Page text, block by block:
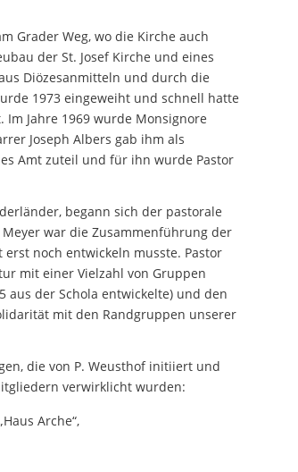
Grader Weg, wo die Kirche auch
der St. Josef Kirche und eines
Diözesanmitteln und durch die
1973 eingeweiht und schnell hatte
Jahre 1969 wurde Monsignore
Joseph Albers gab ihm als
Amt zuteil und für ihn wurde Pastor
begann sich der pastorale
war die Zusammenführung der
noch entwickeln musste. Pastor
mit einer Vielzahl von Gruppen
aus der Schola entwickelte) und den
mit den Randgruppen unserer
die von P. Weusthof initiiert und
verwirklicht wurden:
Arche“,